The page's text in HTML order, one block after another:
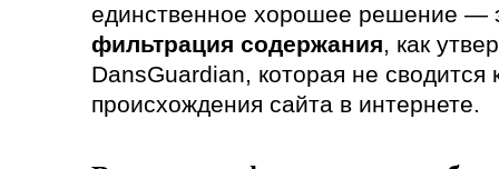
единственное хорошее решение —
фильтрация содержания, как
DansGuardian, которая не сводится
происхождения сайта в интернете.